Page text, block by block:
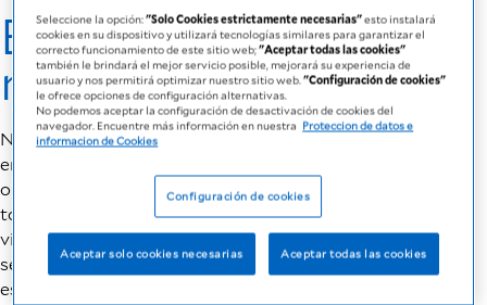
Envejecer influencia
nuestro cuerpo
Nuestro cuerpo cambia con el pasar de los años. El
envejecimiento ocurre en todas las células, tejidos y
organismos, estos cambios afectan el funcionamiento de
todos los sistemas, algunos más visibles y otros menos
visibles. El metabolismo se vuelve más lento, las células no
se regeneran tan rápidamente como antes y nuestro
estado de salud puede desbalancearse más fácilmente.
Seleccione la opción:"Solo Cookies estrictamente necesarias"esto instalará
cookies en su dispositivo y utilizará tecnologías similares para garantizar el
correcto funcionamiento de este sitio web;"Aceptar todas las cookies"
también le brindará el mejor servicio posible, mejorará su experiencia de
usuario y nos permitirá optimizar nuestro sitio web."Configuración de cookies"
le ofrece opciones de configuración alternativas.
No podemos aceptar la configuración de desactivación de cookies del
navegador. Encuentre más información en nuestra Proteccion de datos e
informacion de Cookies
Configuración de cookies
Aceptar solo cookies necesarias Aceptar todas las cookies